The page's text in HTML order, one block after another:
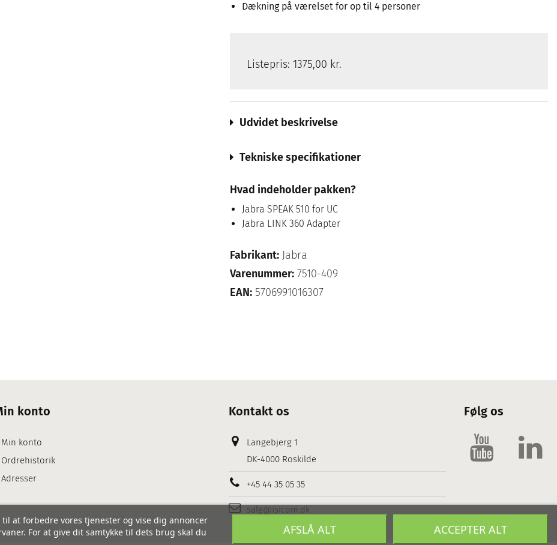
Dækning på værelset for op til 4 personer
Listepris: 1375,00 kr.
Udvidet beskrivelse
Tekniske specifikationer
Hvad indeholder pakken?
Jabra SPEAK 510 for UC
Jabra LINK 360 Adapter
Fabrikant: Jabra
Varenummer: 7510-409
EAN: 5706991016307
konto
Min konto
Ordrehistorik
Adresser
Kontakt os
Langebjerg 1
DK-4000 Roskilde
+45 44 35 05 35
salg@isicom.dk
at forbedre vores tjenester og vise dig annoncer
For at give dit samtykke til dets brug skal du
AFSLÅ ALT ACCEPTER ALT
Følg os